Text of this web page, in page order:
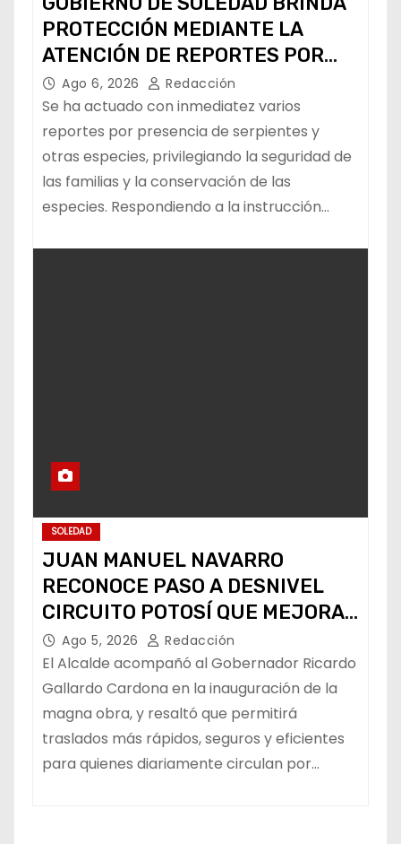
PROTECCIÓN MEDIANTE LA
ATENCIÓN DE REPORTES POR
FAUNA SILVESTRE
Ago 6, 2026 Redacción
Se ha actuado con inmediatez varios
reportes por presencia de serpientes y
otras especies, privilegiando la seguridad de
las familias y la conservación de las
especies. Respondiendo a la instrucción…
SOLEDAD
JUAN MANUEL NAVARRO
RECONOCE PASO A DESNIVEL
CIRCUITO POTOSÍ QUE MEJORA
LA MOVILIDAD METROPOLITANA
Ago 5, 2026 Redacción
El Alcalde acompañó al Gobernador Ricardo
Gallardo Cardona en la inauguración de la
magna obra, y resaltó que permitirá
traslados más rápidos, seguros y eficientes
para quienes diariamente circulan por…